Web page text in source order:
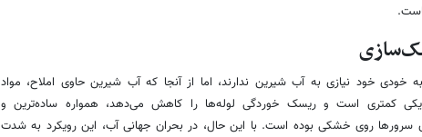
خودی خود نیازی به آب شیرین ندارند، اما از آنجا که آب شیرین حاوی املاح، مواد
کمتری است و ریسک خوردگی لوله‌ها را کاهش می‌دهد، همواره ساده‌ترین و
سرورها روی خشکی بوده است. با این حال، در بحران جهانی آب، این رویکرد به شدت